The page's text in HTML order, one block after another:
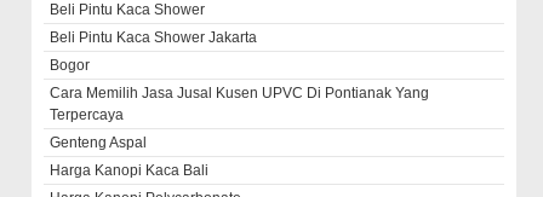
Beli Pintu Kaca Shower
Beli Pintu Kaca Shower Jakarta
Bogor
Cara Memilih Jasa Jusal Kusen UPVC Di Pontianak Yang
Terpercaya
Genteng Aspal
Harga Kanopi Kaca Bali